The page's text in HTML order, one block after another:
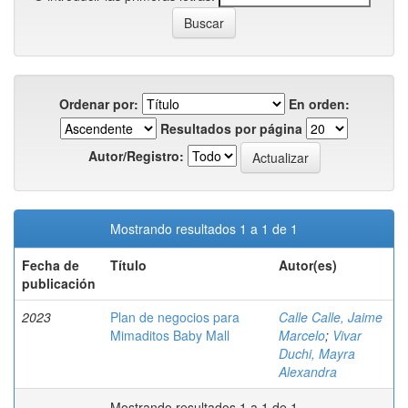
Ordenar por:
En orden:
Resultados por página
Autor/Registro:
Mostrando resultados 1 a 1 de 1
Fecha de
publicación
Título Autor(es)
2023
Plan de negocios para
Mimaditos Baby Mall
Calle Calle, Jaime
Marcelo; Vivar
Duchi, Mayra
Alexandra